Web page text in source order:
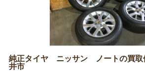
純正タイヤ ニッサン ノートの買
井市